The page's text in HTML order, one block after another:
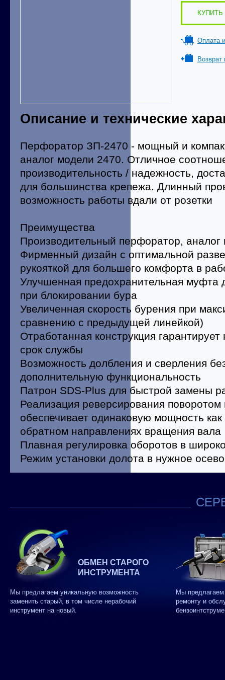
КУПИТЬ
Оплата
Возврат
Описание и технические
Перфоратор ЗП-2470 - мощный и
аналог модели 2470. Отличное
производительность / надежность,
для большинства крепежа. Длинный
возможность работы вдали от розетки
Преимущества
Производительный перфоратор, аналог
Фирменный дизайн с оптимальной
рукояткой для большего комфорта в
Улучшенная предохранительная муфта
при блокировании бура
Увеличенная скорость бурения при
сравнению с предыдущей линейкой)
Отработанная конструкция
срок службы
Возможность долбления и сверления
дополнительную функциональность
Патрон SDS-Plus для быстрой замены
Реализация реверсирования поворотом
обеспечивает одинаковую мощность
обратном направлениях вращения вала
Плавная регулировка оборотов в
Режим установки долота в нужное
ОБМЕН СТАРОГО
ИНСТРУМЕНТА
Мы предлагаем уникальную возможность
заменить старый, в том числе нерабочий
инструмент на новый.
Мы
ремонту и